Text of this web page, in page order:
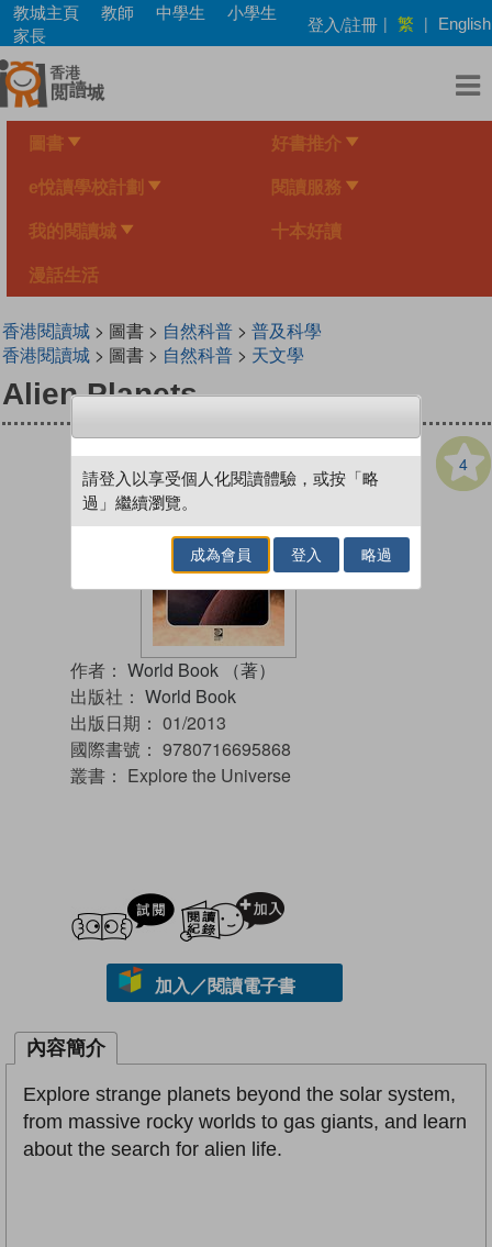
Skip
main
content
教城主頁 教師 中學生
小學生
家長
登入/註冊 | 繁 | English
圖書 好書推介
e悅讀學校計劃 閱讀服務
我的閱讀城 十本好讀
漫話生活
香港閱讀城> 圖書 > 自然科普> 普及科學
香港閱讀城> 圖書 > 自然科普> 天文學
Alien Planets
4
作者： World Book （著）
出版社： World Book
出版日期： 01/2013
國際書號： 9780716695868
叢書： Explore the Universe
試閲
加入／閱讀電子書
內容簡介
Explore strange planets beyond the solar system,
from massive rocky worlds to gas giants, and learn
about the search for alien life.
請登入以享受個人化閱讀體驗，或按「略
過」繼續瀏覽。
成為會員 登入 略過